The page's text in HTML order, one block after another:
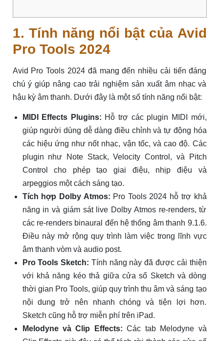
1. Tính năng nổi bật của Avid
Pro Tools 2024
Avid Pro Tools 2024 đã mang đến nhiều cải tiến đáng
chú ý giúp nâng cao trải nghiệm sản xuất âm nhạc và
hậu kỳ âm thanh. Dưới đây là một số tính năng nổi bật:
MIDI Effects Plugins: Hỗ trợ các plugin MIDI mới,
giúp người dùng dễ dàng điều chỉnh và tự động hóa
các hiệu ứng như nốt nhạc, vận tốc, và cao độ. Các
plugin như Note Stack, Velocity Control, và Pitch
Control cho phép tạo giai điệu, nhịp điệu và
arpeggios một cách sáng tạo.
Tích hợp Dolby Atmos: Pro Tools 2024 hỗ trợ khả
năng in và giám sát live Dolby Atmos re-renders, từ
các re-renders binaural đến hệ thống âm thanh 9.1.6.
Điều này mở rộng quy trình làm việc trong lĩnh vực
âm thanh vòm và audio post.
Pro Tools Sketch: Tính năng này đã được cải thiện
với khả năng kéo thả giữa cửa sổ Sketch và dòng
thời gian Pro Tools, giúp quy trình thu âm và sáng tạo
nội dung trở nên nhanh chóng và tiện lợi hơn.
Sketch cũng hỗ trợ miễn phí trên iPad.
Melodyne và Clip Effects: Các tab Melodyne và